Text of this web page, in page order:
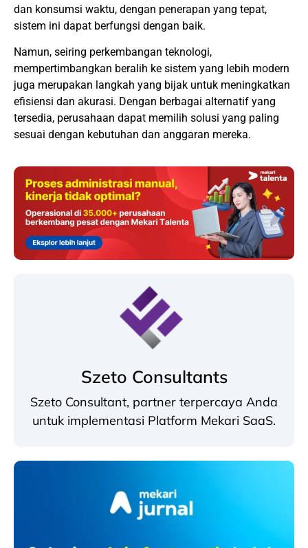
dan konsumsi waktu, dengan penerapan yang tepat,
sistem ini dapat berfungsi dengan baik.
Namun, seiring perkembangan teknologi,
mempertimbangkan beralih ke sistem yang lebih modern
juga merupakan langkah yang bijak untuk meningkatkan
efisiensi dan akurasi. Dengan berbagai alternatif yang
tersedia, perusahaan dapat memilih solusi yang paling
sesuai dengan kebutuhan dan anggaran mereka.
Szeto Consultants
Szeto Consultant, partner terpercaya Anda
untuk implementasi Platform Mekari SaaS.